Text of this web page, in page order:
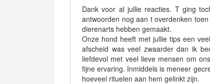
Dank voor al jullie reacties. T ging
antwoorden nog aan t overdenken
dierenarts hebben gemaakt.
Onze hond heeft met jullie tips een
afscheid was veel zwaarder dan ik
liefdevol met veel lieve mensen om
fijne ervaring. Inmiddels is meneer
hoeveel rituelen aan hem gelinkt zijn.